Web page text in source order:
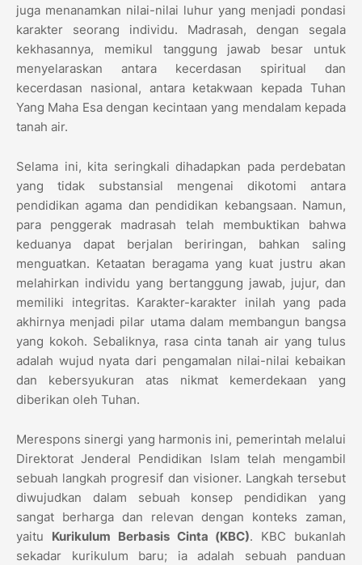
juga menanamkan nilai-nilai luhur yang menjadi pondasi
karakter seorang individu. Madrasah, dengan segala
kekhasannya, memikul tanggung jawab besar untuk
menyelaraskan antara kecerdasan spiritual dan
kecerdasan nasional, antara ketakwaan kepada Tuhan
Yang Maha Esa dengan kecintaan yang mendalam kepada
tanah air.
Selama ini, kita seringkali dihadapkan pada perdebatan
yang tidak substansial mengenai dikotomi antara
pendidikan agama dan pendidikan kebangsaan. Namun,
para penggerak madrasah telah membuktikan bahwa
keduanya dapat berjalan beriringan, bahkan saling
menguatkan. Ketaatan beragama yang kuat justru akan
melahirkan individu yang bertanggung jawab, jujur, dan
memiliki integritas. Karakter-karakter inilah yang pada
akhirnya menjadi pilar utama dalam membangun bangsa
yang kokoh. Sebaliknya, rasa cinta tanah air yang tulus
adalah wujud nyata dari pengamalan nilai-nilai kebaikan
dan kebersyukuran atas nikmat kemerdekaan yang
diberikan oleh Tuhan.
Merespons sinergi yang harmonis ini, pemerintah melalui
Direktorat Jenderal Pendidikan Islam telah mengambil
sebuah langkah progresif dan visioner. Langkah tersebut
diwujudkan dalam sebuah konsep pendidikan yang
sangat berharga dan relevan dengan konteks zaman,
yaitu Kurikulum Berbasis Cinta (KBC). KBC bukanlah
sekadar kurikulum baru; ia adalah sebuah panduan